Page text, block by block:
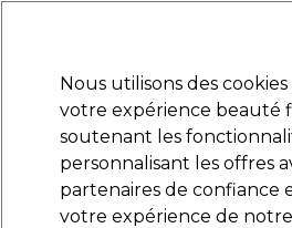
Marques Bons plans Coiffure
Livraison et
lire la suite
Nous utilisons des
votre expérience beauté
soutenant les
personnalisant les offres
partenaires de confiance
votre expérience de